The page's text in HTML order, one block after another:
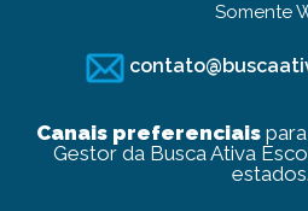
Somente
Canais preferenciais
Gestor da Busca Ativa
estados.